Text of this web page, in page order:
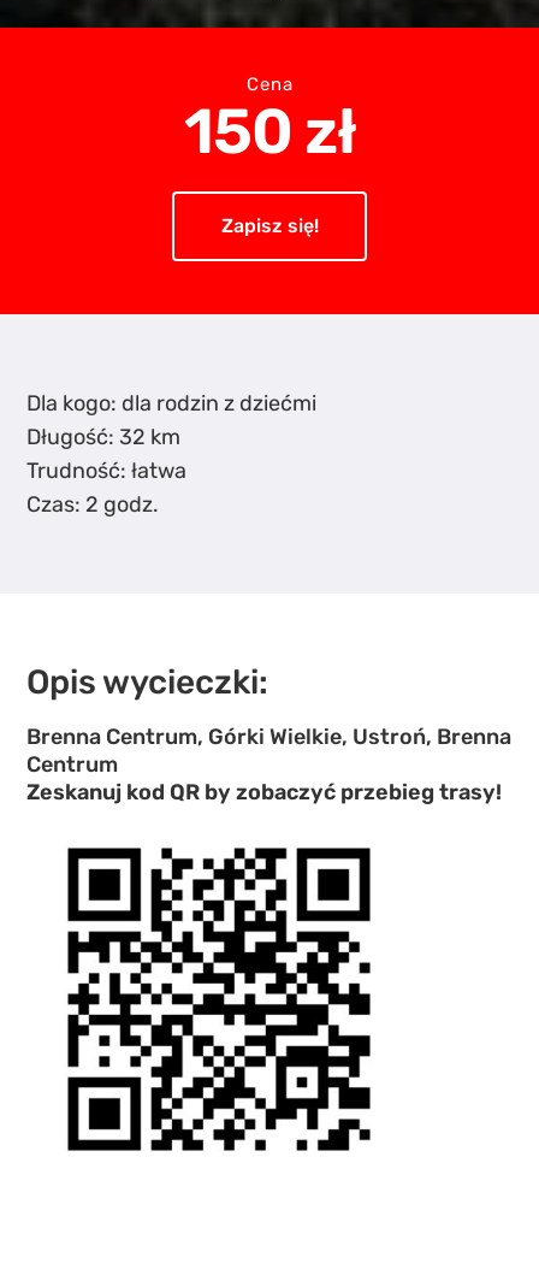
Dla kogo: dla rodzin z dziećmi
Długość: 32 km
Trudność: łatwa
Czas: 2 godz.
Cena
150 zł
Zapisz się!
Opis wycieczki:
Brenna Centrum, Górki Wielkie, Ustroń, Brenna
Centrum
Zeskanuj kod QR by zobaczyć przebieg trasy!